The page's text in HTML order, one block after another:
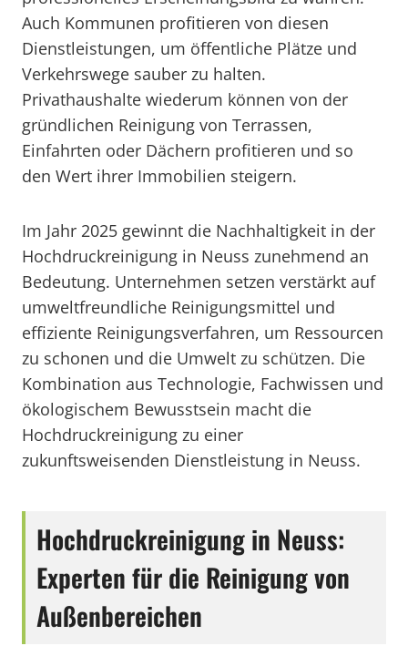
Auch Kommunen profitieren von diesen
Dienstleistungen, um öffentliche Plätze und
Verkehrswege sauber zu halten.
Privathaushalte wiederum können von der
gründlichen Reinigung von Terrassen,
Einfahrten oder Dächern profitieren und so
den Wert ihrer Immobilien steigern.
Im Jahr 2025 gewinnt die Nachhaltigkeit in der
Hochdruckreinigung in Neuss zunehmend an
Bedeutung. Unternehmen setzen verstärkt auf
umweltfreundliche Reinigungsmittel und
effiziente Reinigungsverfahren, um Ressourcen
zu schonen und die Umwelt zu schützen. Die
Kombination aus Technologie, Fachwissen und
ökologischem Bewusstsein macht die
Hochdruckreinigung zu einer
zukunftsweisenden Dienstleistung in Neuss.
Hochdruckreinigung in Neuss:
Experten für die Reinigung von
Außenbereichen